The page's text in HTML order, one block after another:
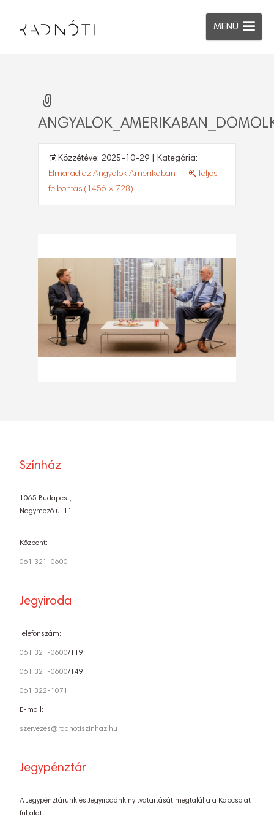
MENÜ
Közzétéve: 2025-10-29 | Kategória:
Elmarad az Angyalok Amerikában
Teljes
felbontás (1456 × 728)
Színház
1065 Budapest,
Nagymező u. 11.
Központ:
061 321-0600
Jegyiroda
Telefonszám:
061 321-0600/119
061 321-0600/149
061 322-1071
E-mail:
szervezes@radnotiszinhaz.hu
Jegypénztár
A Jegypénztárunk és Jegyirodánk nyitvatartását megtalálja a Kapcsolat
fül alatt.